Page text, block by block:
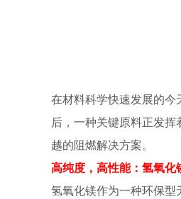
在材料科学快速发展的今
后，一种关键原料正发
越的阻燃解决方案。
高纯度，高性能：氢氧化
氢氧化镁作为一种环保型